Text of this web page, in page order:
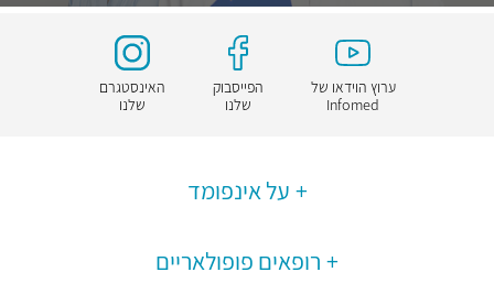
ערוץ הוידאו של
Infomed
הפייסבוק
שלנו
האינסטגרם
שלנו
על אינפומד
רופאים פופולאריים